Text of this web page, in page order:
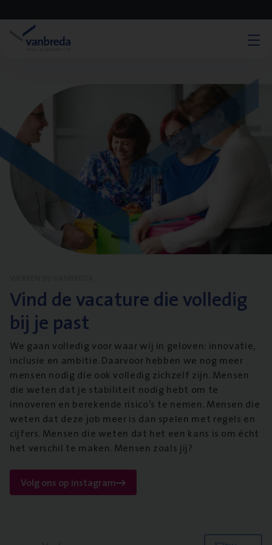
Vind de vacature die volledig
bij je past
We gaan volledig voor waar wij in geloven: innovatie,
inclusie en ambitie. Daarvoor hebben we nog meer
mensen nodig die ook volledig zichzelf zijn. Mensen
die weten dat je stabiliteit nodig hebt om te
innoveren en berekende risico’s te nemen. Mensen die
weten dat deze job meer is dan spelen met regels en
cijfers. Mensen die weten dat het een kans is om écht
het verschil te maken. Mensen zoals jij?
Volg ons op instagram